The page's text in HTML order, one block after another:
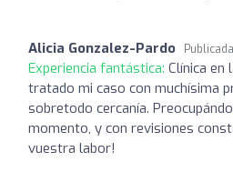
Alicia Gonzalez-Pardo
Experiencia fantástica: Clínica en
tratado mi caso con muchísima
sobretodo cercanía.
momento, y con revisiones
vuestra labor!